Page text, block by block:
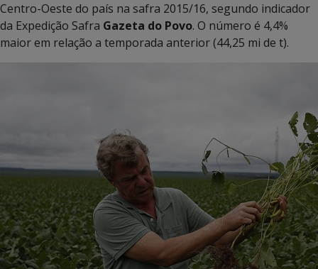
Centro-Oeste do país na safra 2015/16, segundo indicador
da Expedição Safra Gazeta do Povo. O número é 4,4%
maior em relação a temporada anterior (44,25 mi de t).